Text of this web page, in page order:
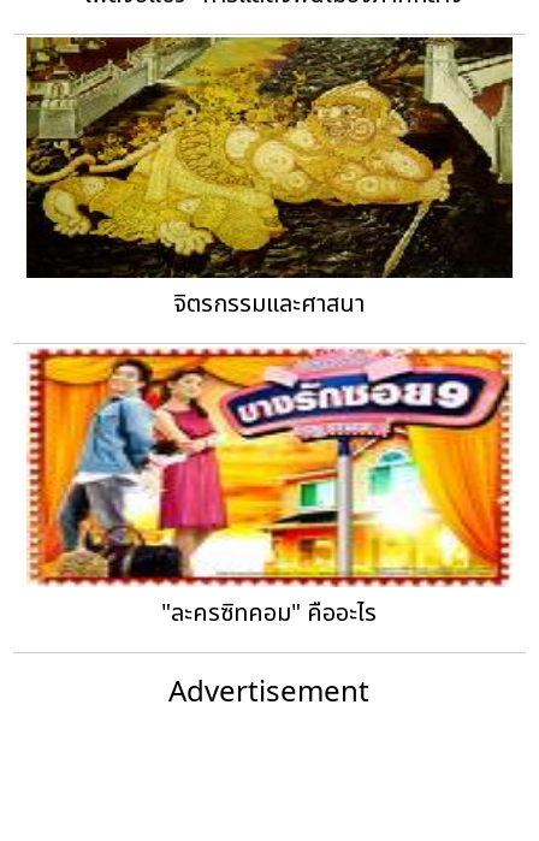
จิตรกรรมและศาสนา
"ละครซิทคอม" คืออะไร
Advertisement